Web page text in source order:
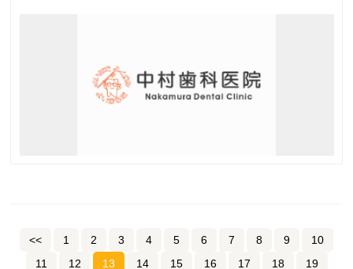
<< 1 2 3 4 5 6 7 8 9
10
11
12 13 14 15 16 17 18 19